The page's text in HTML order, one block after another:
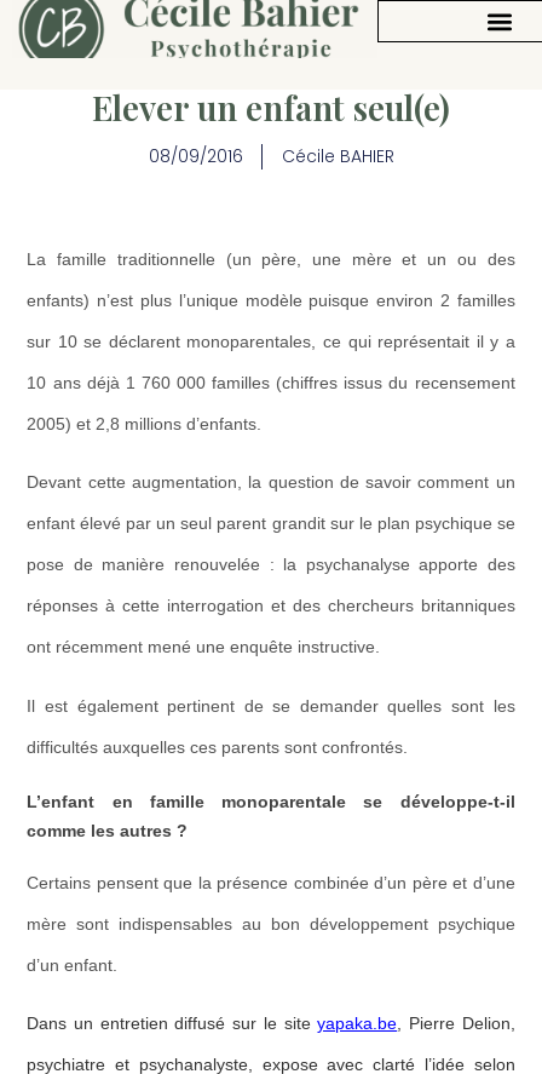
Elever un enfant seul(e)
08/09/2016 Cécile BAHIER
La famille traditionnelle (un père, une mère et un ou des
enfants) n’est plus l’unique modèle puisque environ 2 familles
sur 10 se déclarent monoparentales, ce qui représentait il y a
10 ans déjà 1 760 000 familles (chiffres issus du recensement
2005) et 2,8 millions d’enfants.
Devant cette augmentation, la question de savoircomment un
enfant élevé par un seul parent granditsur le plan psychique se
pose de manière renouvelée : la psychanalyse apporte des
réponses à cette interrogation et des chercheurs britanniques
ont récemment mené une enquête instructive.
Il est également pertinent de se demander quelles sont les
difficultés auxquelles ces parents sont confrontés
L’enfant en famille monoparentale se développe-t-il
comme les autres?
Certains pensent que la présence combinée d’un père et d’une
mère sont indispensables au bon développement psychique
d’un enfant.
Dans un entretien diffusé sur le siteyapaka.be, Pierre Delion,
psychiatre et psychanalyste, expose avec clarté l’idée selon